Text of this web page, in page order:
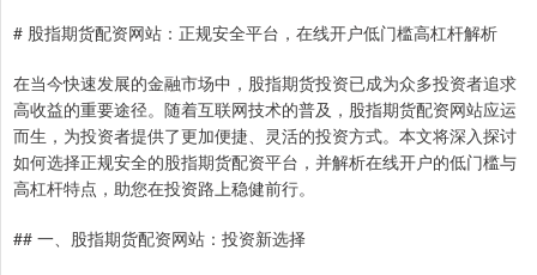
# 股指期货配资网站：正规安全平台，在线开户低门槛高杠杆解析
在当今快速发展的金融市场中，股指期货投资已成为众多投资者追求
高收益的重要途径。随着互联网技术的普及，股指期货配资网站应运
而生，为投资者提供了更加便捷、灵活的投资方式。本文将深入探讨
如何选择正规安全的股指期货配资平台，并解析在线开户的低门槛与
高杠杆特点，助您在投资路上稳健前行。
## 一、股指期货配资网站：投资新选择